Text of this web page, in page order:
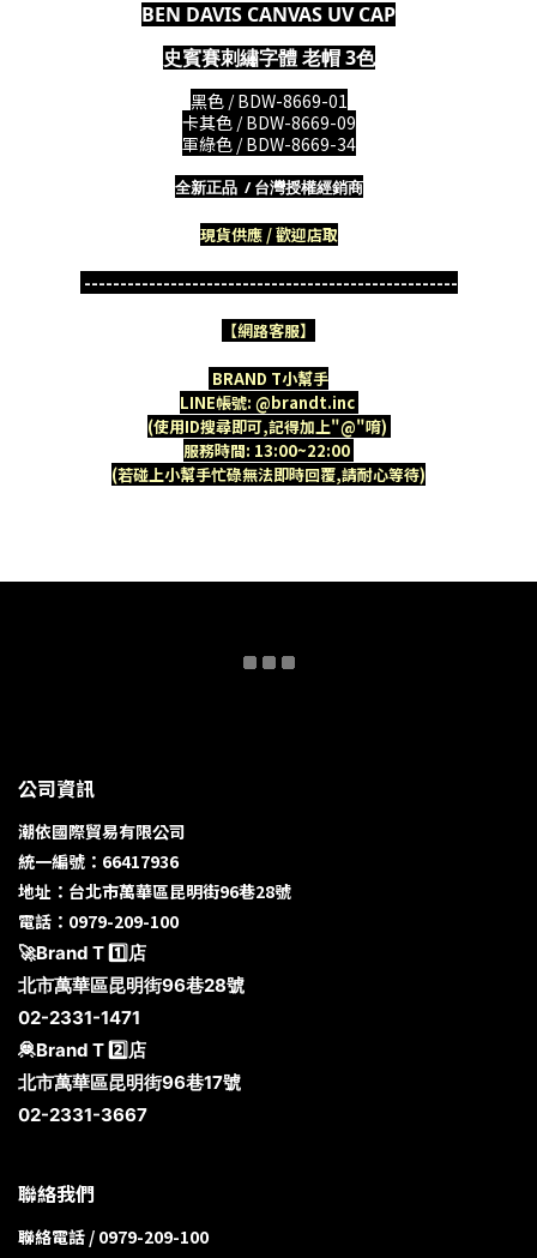
BEN DAVIS CANVAS UV CAP
史賓賽刺繡字體 老帽 3色
黑色 /BDW-8669-01
卡其色 /BDW-8669-09
軍綠色 /BDW-8669-34
全新正品 / 台灣授權經銷商
現貨供應 / 歡迎店取
----------------------------------------------------
【網路客服】
BRAND T小幫手
LINE帳號: @brandt.inc
(使用ID搜尋即可,記得加上"@"唷)
服務時間: 13:00~22:00
(若碰上小幫手忙碌無法即時回覆,請耐心等待)
公司資訊
潮依國際貿易有限公司
統一編號：66417936
地址：台北市萬華區昆明街96巷28號
電話：0979-209-100
🚀Brand T 1️⃣店
北市萬華區昆明街96巷28號
02-2331-1471
🦧Brand T 2️⃣店
北市萬華區昆明街96巷17號
02-2331-3667
聯絡我們
聯絡電話 / 0979-209-100